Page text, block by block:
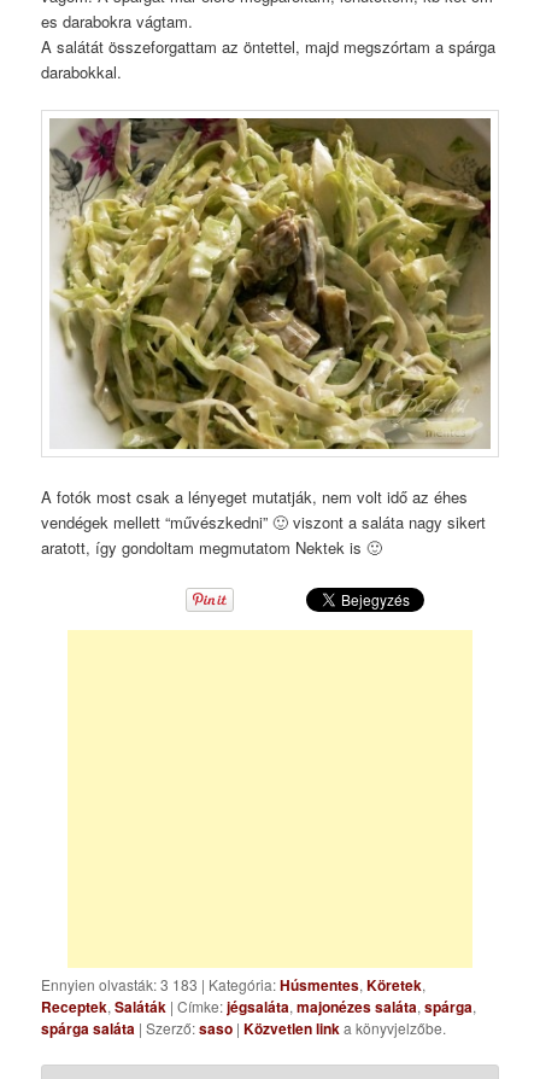
es darabokra vágtam.
A salátát összeforgattam az öntettel, majd megszórtam a spárga
darabokkal.
A fotók most csak a lényeget mutatják, nem volt idő az éhes
vendégek mellett “művészkedni” 🙂 viszont a saláta nagy sikert
aratott, így gondoltam megmutatom Nektek is 🙂
Ennyien olvasták: 3 183 | Kategória:Húsmentes,Köretek,
Receptek,Saláták | Címke:jégsaláta,majonézes saláta,spárga,
spárga saláta | Szerző:saso |Közvetlen linka könyvjelzőbe.